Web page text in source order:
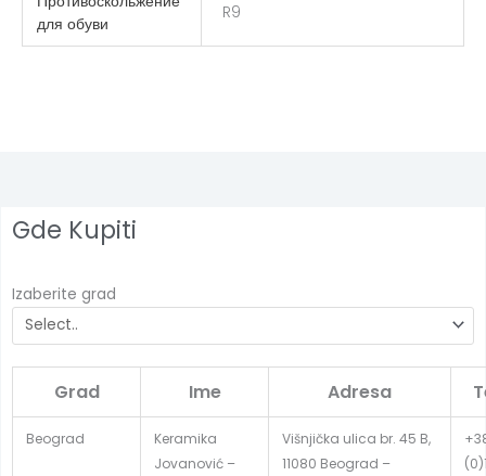
для обуви
R9
Gde Kupiti
Izaberite grad
Grad Ime Adresa
Beograd
Keramika
Jovanović –
Višnjička ulica br. 45 B,
11080 Beograd –